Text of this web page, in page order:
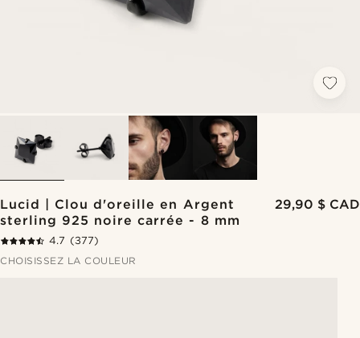
Lucid | Clou d'oreille en Argent
sterling 925 noire carrée - 8 mm
29,90 $ CAD
4.7 (377)
CHOISISSEZ LA COULEUR